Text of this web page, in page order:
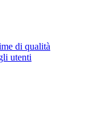
di qualità
utenti